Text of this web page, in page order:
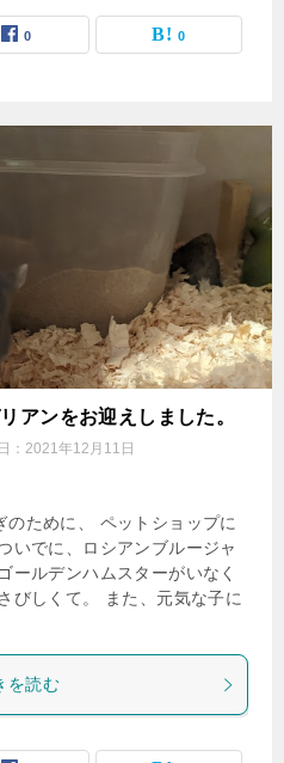
0 0
アンをお迎えしました。
： 2021年12月11日
ために、 ペットショップに
いでに、ロシアンブルージャ
ールデンハムスターがいなく
びしくて。 また、元気な子に
を読む